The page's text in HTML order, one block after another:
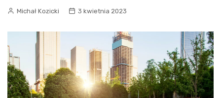
Michał Kozicki 3 kwietnia 2023